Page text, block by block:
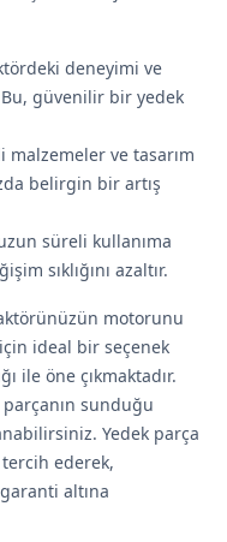
deneyimi ve
güvenilir bir yedek
malzemeler ve tasarım
belirgin bir artış
uzun süreli kullanıma
sıklığını azaltır.
motorunu
ideal bir seçenek
ile öne çıkmaktadır.
sunduğu
Yedek parça
tercih ederek,
altına